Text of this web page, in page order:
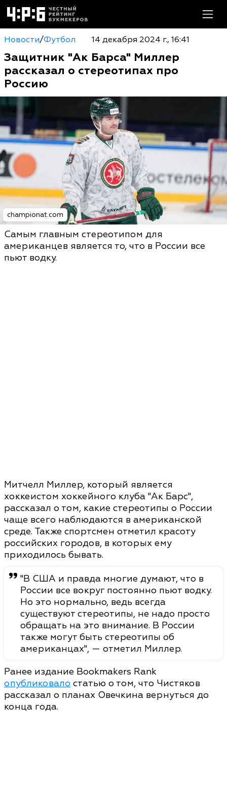
Новости/Футбол 14 декабря 2024 г., 16:41
Защитник "Ак Барса" Миллер
рассказал о стереотипах про
Россию
championat.com
Самым главным стереотипом для
американцев является то, что в России все
пьют водку.
Митчелл Миллер, который является
хоккеистом хоккейного клуба "Ак Барс",
рассказал о том, какие стереотипы о России
чаще всего наблюдаются в американской
среде. Также спортсмен отметил красоту
российских городов, в которых ему
приходилось бывать.
"В США и правда многие думают, что в
России все вокруг постоянно пьют водку.
Но это нормально, ведь всегда
существуют стереотипы, не надо просто
обращать на это внимание. В России
также могут быть стереотипы об
американцах", — отметил Миллер.
Ранее издание Bookmakers Rank
опубликовало статью о том, что Чистяков
рассказал о планах Овечкина вернуться до
конца года.